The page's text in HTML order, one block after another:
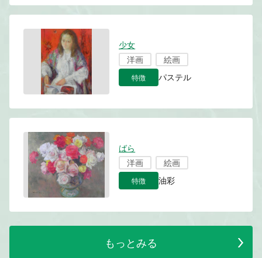
少女
洋画
絵画
特徴 パステル
ばら
洋画
絵画
特徴 油彩
もっとみる